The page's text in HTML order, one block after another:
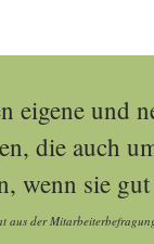
eigene und
die auch
wenn sie
aus der